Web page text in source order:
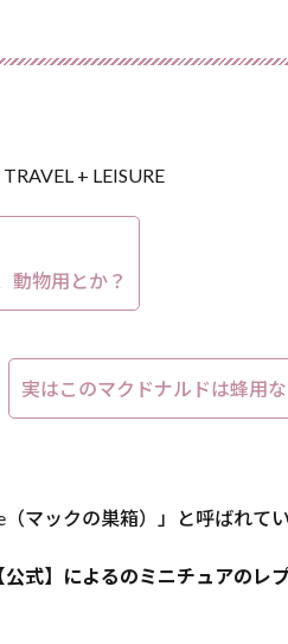
+ LEISURE
動物用とか？
実はこのマクドナルドは蜂用な
マックの巣箱）」と呼ばれてい
式】によるのミニチュアのレ